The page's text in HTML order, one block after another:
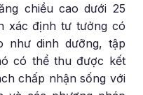
chiều cao dưới 25
xác định tư tưởng có
như dinh dưỡng, tập
có thể thu được kết
chấp nhận sống với